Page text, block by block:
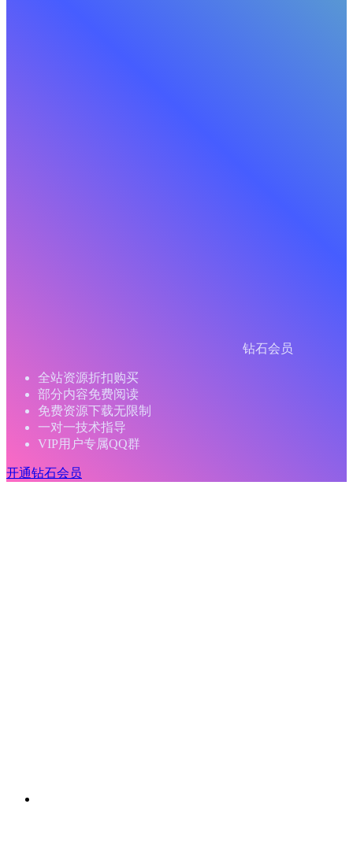
钻石会员
全站资源折扣购买
部分内容免费阅读
免费资源下载无限制
一对一技术指导
VIP用户专属QQ群
开通钻石会员